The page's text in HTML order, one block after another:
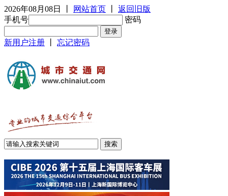
2026年08月08日 网站首页
返回旧版
手机号
密码
新用户注册 忘记密码